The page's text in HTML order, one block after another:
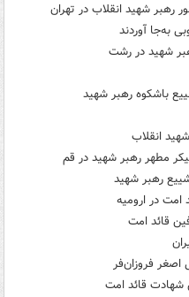
رهبر شهید انقلاب در تهران
به‌جا آوردند
شهید در رشت
باشکوه رهبر شهید
انقلاب
مطهر رهبر شهید در قم
رهبر شهید
در ارومیه
قائد امت
فروزان‌فر
شهادت قائد امت